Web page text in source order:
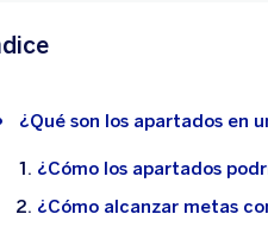
¿Qué son los apartados en
¿Cómo los apartados
¿Cómo alcanzar metas